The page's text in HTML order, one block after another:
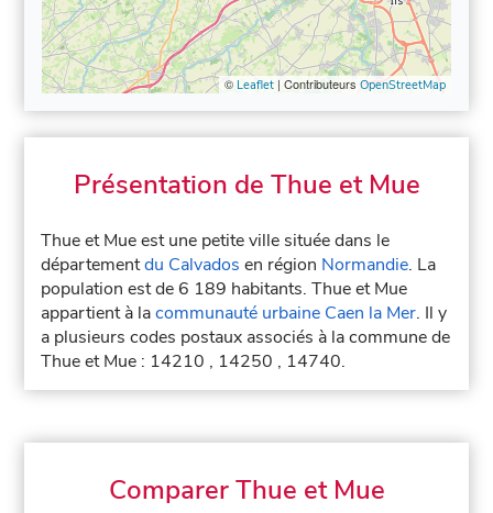
© Leaflet| Contributeurs OpenStreetMap
Présentation de Thue et Mue
Thue et Mue est une petite ville située dans le
départementdu Calvados en région Normandie. La
population est de 6 189 habitants. Thue et Mue
appartient à lacommunauté urbaine Caen la Mer. Il y
a plusieurs codes postaux associés à la commune de
Thue et Mue : 14210 , 14250 , 14740.
Comparer Thue et Mue